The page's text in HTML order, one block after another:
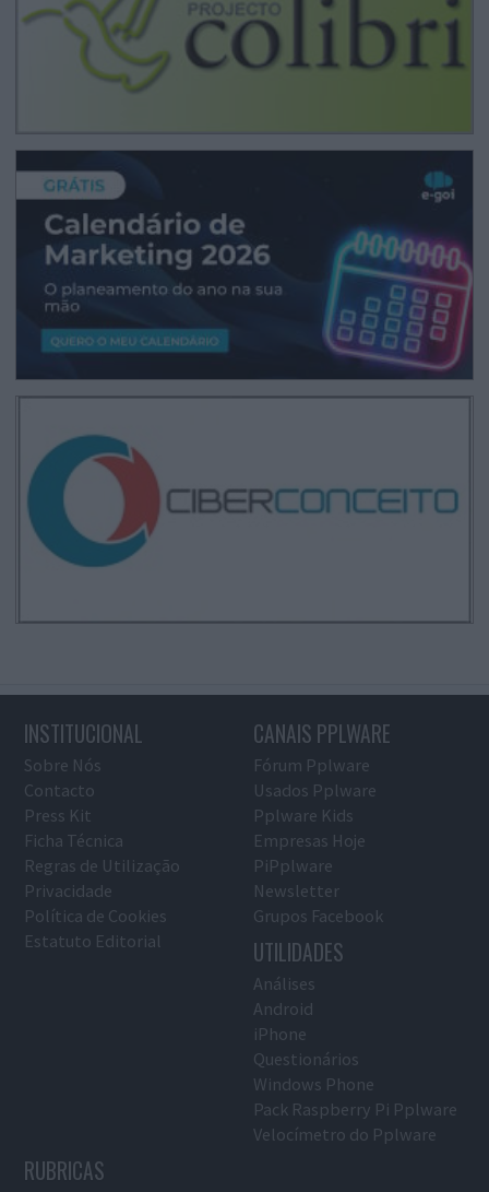
INSTITUCIONAL
Sobre Nós
Contacto
Press Kit
Ficha Técnica
Regras de Utilização
Privacidade
Política de Cookies
Estatuto Editorial
CANAIS PPLWARE
Fórum Pplware
Usados Pplware
Pplware Kids
Empresas Hoje
PiPplware
Newsletter
Grupos Facebook
UTILIDADES
Análises
Android
iPhone
Questionários
Windows Phone
Pack Raspberry Pi Pplware
Velocímetro do Pplware
RUBRICAS